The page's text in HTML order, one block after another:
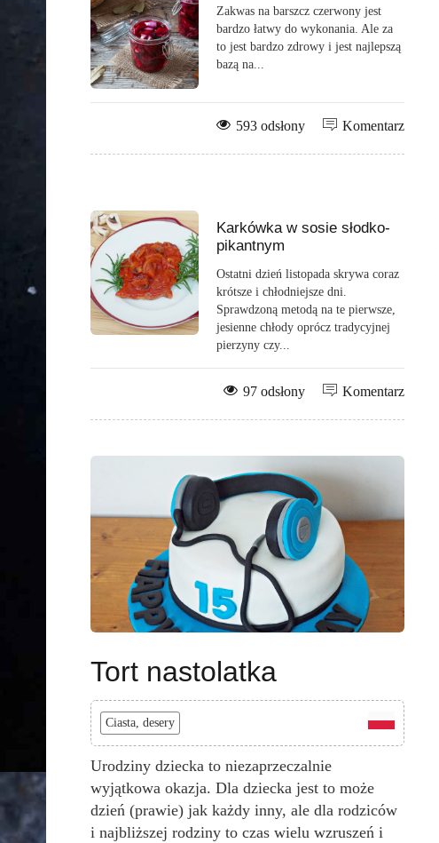
Zakwas na barszcz czerwony jest
bardzo łatwy do wykonania. Ale za
to jest bardzo zdrowy i jest najlepszą
bazą na...
Komentarz
593 odsłony
Karkówka w sosie słodko-
pikantnym
Ostatni dzień listopada skrywa coraz
krótsze i chłodniejsze dni.
Sprawdzoną metodą na te pierwsze,
jesienne chłody oprócz tradycyjnej
pierzyny czy...
Komentarz
97 odsłony
Tort nastolatka
Ciasta, desery
Urodziny dziecka to niezaprzeczalnie
wyjątkowa okazja. Dla dziecka jest to może
dzień (prawie) jak każdy inny, ale dla rodziców
i najbliższej rodziny to czas wielu wzruszeń i